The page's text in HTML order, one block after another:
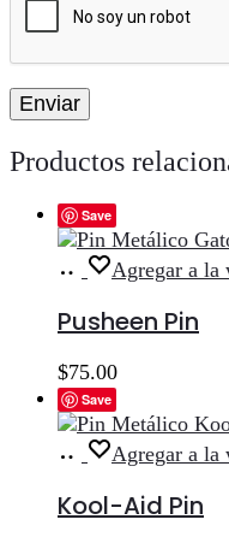
Productos
Save
Añadir
carrito
Agregar a la
Pusheen Pin
$75.00
Save
Añadir
carrito
Agregar a la
Kool-Aid Pin